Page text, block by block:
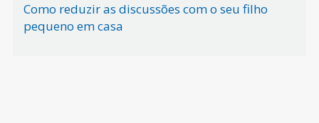
Como reduzir as discussões com o seu filho
pequeno em casa